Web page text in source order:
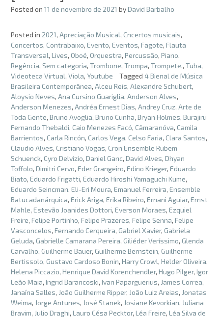
Posted on 11 de novembro de 2021 byDavid Barbalho
Posted in 2021, Apreciação Musical, Cncertos musicais,
Concertos, Contrabaixo, Evento, Eventos, Fagote, Flauta
Transversal, Lives, Oboé, Orquestra, Percussão, Piano,
Regência, Sem categoria, Trombone, Trompa, Trompete., Tuba,
Videoteca Virtual, Viola, Youtube Tagged 4 Bienal de Música
Brasileira Contemporânea, Alceu Reis, Alexandre Schubert,
Aloysio Neves, Ana Cursino Guariglia, Anderson Alves,
Anderson Menezes, Andréa Ernest Dias, Andrey Cruz, Arte de
Toda Gente, Bruno Avoglia, Bruno Cunha, Bryan Holmes, Burajiru
Fernando Thebaldi, Caio Menezes Facó, Câmaranóva, Camila
Barrientos, Carla Rincón, Carlos Vega, Celso Faria, Clara Santos,
Claudio Alves, Cristiano Vogas, Cron Ensemble Rubem
Schuenck, Cyro Delvizio, Daniel Ganc, David Alves, Dhyan
Toffolo, Dimitri Cervo, Eder Grangeiro, Edino Krieger, Eduardo
Biato, Eduardo Frigatti, Eduardo Hiroshi Yamaguchi Kume,
Eduardo Seincman, Eli-Eri Moura, Emanuel Ferreira, Ensemble
Batucadanárquica, Erick Ariga, Erika Ribeiro, Ernani Aguiar, Ernst
Mahle, Estevão Joanides Dottori, Everson Moraes, Ezquiel
Freire, Felipe Portinho, Felipe Prazeres, Felipe Senna, Felipe
Vasconcelos, Fernando Cerqueira, Gabriel Xavier, Gabriela
Geluda, Gabrielle Camarana Pereira, Giliéder Veríssimo, Glenda
Carvalho, Guilherme Bauer, Guilherme Bernstein, Guilherme
Bertissolo, Gustavo Cardoso Bonin, Harry Crowl, Helder Oliveira,
Helena Piccazio, Henrique David Korenchendler, Hugo Pilger, Igor
Leão Maia, Ingrid Barancoski, Ivan Paparguerius, James Correa,
Janaína Salles, João Guilherme Ripper, João Luiz Areias, Jonatas
Weima, Jorge Antunes, José Stanek, Josiane Kevorkian, Juliana
Bravim, Julio Draghi, Lauro Césa Pecktor, Léa Freire, Léa Silva de